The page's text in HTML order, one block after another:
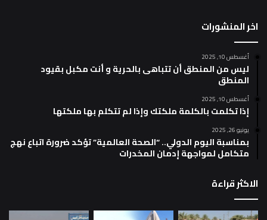
اخر المنشورات
أغسطس 10, 2025
ليس من المنطق أن تتباهى بالحرية و أنت مكبل بقيود
المنطق
أغسطس 10, 2025
إذا تكلمت بالكلمة ملكتك وإذا لم تتكلم بها ملكتها
يونيو 26, 2025
بمناسبة اليوم الدولي.. “الصحة العالمية” تؤكد ضرورة اتباع نهج
متكامل لمواجهة إدمان المخدرات
الاكثر قراءة